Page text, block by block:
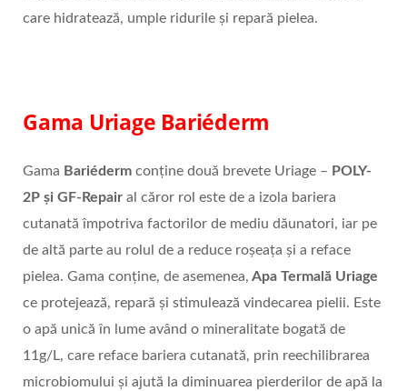
care hidratează, umple ridurile și repară pielea.
Gama Uriage Bariéderm
Gama Bariéderm conține două brevete Uriage – POLY-
2P și GF-Repair al căror rol este de a izola bariera
cutanată împotriva factorilor de mediu dăunatori, iar pe
de altă parte au rolul de a reduce roșeața și a reface
pielea. Gama conține, de asemenea, Apa Termală Uriage
ce protejează, repară și stimulează vindecarea pielii. Este
o apă unică în lume având o mineralitate bogată de
11g/L, care reface bariera cutanată, prin reechilibrarea
microbiomului și ajută la diminuarea pierderilor de apă la